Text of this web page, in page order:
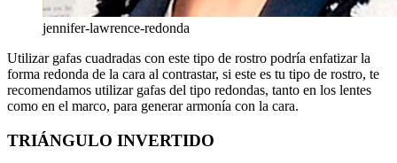
jennifer-lawrence-redonda
Utilizar gafas cuadradas con este tipo de rostro podría enfatizar la
forma redonda de la cara al contrastar, si este es tu tipo de rostro, te
recomendamos utilizar gafas del tipo redondas, tanto en los lentes
como en el marco, para generar armonía con la cara.
TRIÁNGULO INVERTIDO